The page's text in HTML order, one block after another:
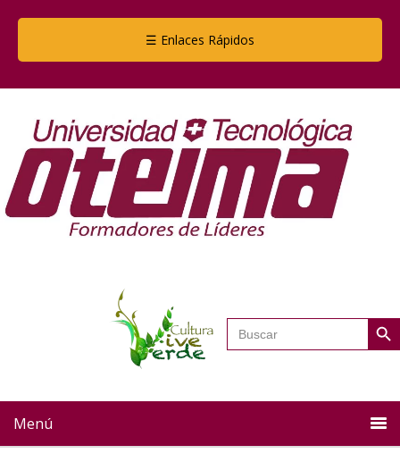
☰ Enlaces Rápidos
Buscar: Botón
Menú